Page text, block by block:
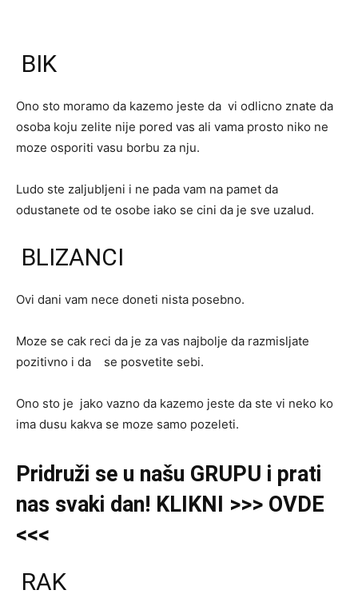
BIK
Ono sto moramo da kazemo jeste da vi odlicno znate da
osoba koju zelite nije pored vas ali vama prosto niko ne
moze osporiti vasu borbu za nju.
Ludo ste zaljubljeni i ne pada vam na pamet da
odustanete od te osobe iako se cini da je sve uzalud.
BLIZANCI
Ovi dani vam nece doneti nista posebno.
Moze se cak reci da je za vas najbolje da razmisljate
pozitivno i da se posvetite sebi.
Ono sto je jako vazno da kazemo jeste da ste vi neko ko
ima dusu kakva se moze samo pozeleti.
Pridruži se u našu GRUPU i prati
nas svaki dan! KLIKNI >>> OVDE
<<<
RAK